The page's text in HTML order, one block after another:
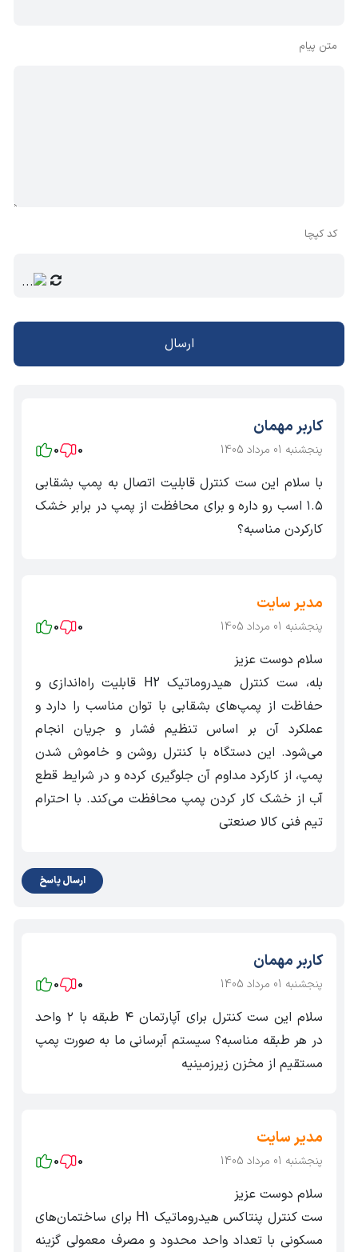
1. جایگزین کامل سیستم های سنتی که شامل سوئیچ و مخزن
تحت فشار است.
4. فشار شروع قابل تنظیم در زمان نصب
متن پیام
کد کپچا
ارسال
کاربر مهمان
پنجشنبه 01 مرداد 1405 0
0
با سلام این ست کنترل قابلیت اتصال به پمپ بشقابی
۱.۵ اسب رو داره و برای محافظت از پمپ در برابر خشک
کارکردن مناسبه؟
مدیر سایت
پنجشنبه 01 مرداد 1405 0
0
سلام دوست عزیز
بله، ست کنترل هیدروماتیک H2 قابلیت راه‌اندازی و
حفاظت از پمپ‌های بشقابی با توان مناسب را دارد و
عملکرد آن بر اساس تنظیم فشار و جریان انجام
می‌شود. این دستگاه با کنترل روشن و خاموش شدن
پمپ، از کارکرد مداوم آن جلوگیری کرده و در شرایط قطع
آب از خشک کار کردن پمپ محافظت می‌کند. با احترام
تیم فنی کالا صنعتی
ارسال پاسخ
کاربر مهمان
پنجشنبه 01 مرداد 1405 0
0
سلام این ست کنترل برای آپارتمان ۴ طبقه با ۲ واحد
در هر طبقه مناسبه؟ سیستم آبرسانی ما به صورت پمپ
مستقیم از مخزن زیرزمینیه
مدیر سایت
پنجشنبه 01 مرداد 1405 0
0
سلام دوست عزیز
ست کنترل پنتاکس هیدروماتیک H1 برای ساختمان‌های
مسکونی با تعداد واحد محدود و مصرف معمولی گزینه